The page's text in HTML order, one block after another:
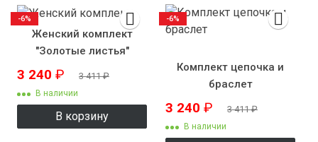
Женский комплект
"Золотые листья"
3 240 ₽ 3 411₽
В наличии
В корзину
-6%
Комплект цепочка и
браслет
3 240 ₽ 3 411₽
В наличии
-6%